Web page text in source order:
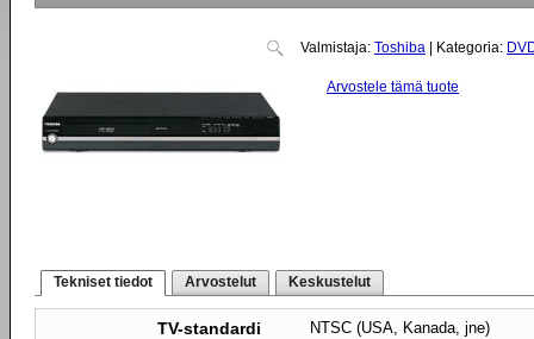
Valmistaja: Toshiba | Kategoria:
Arvostele tämä tuote
Tekniset tiedot Arvostelut Keskustelut
TV-standardi NTSC (USA, Kanada, jne)